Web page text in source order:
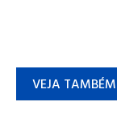
VEJA TAMBÉM